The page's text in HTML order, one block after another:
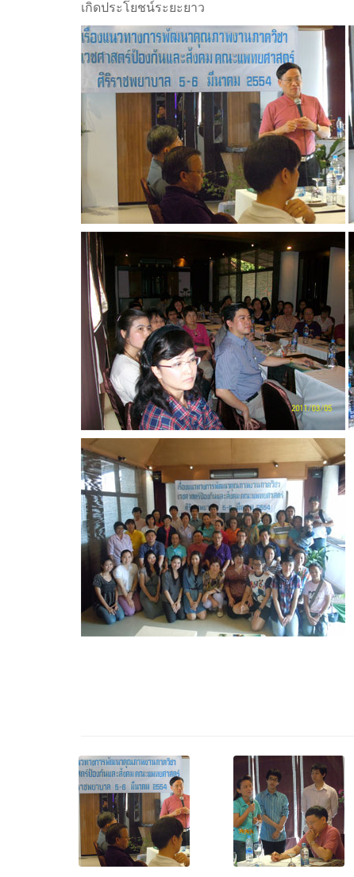
เกิดประโยชน์ระยะยาว